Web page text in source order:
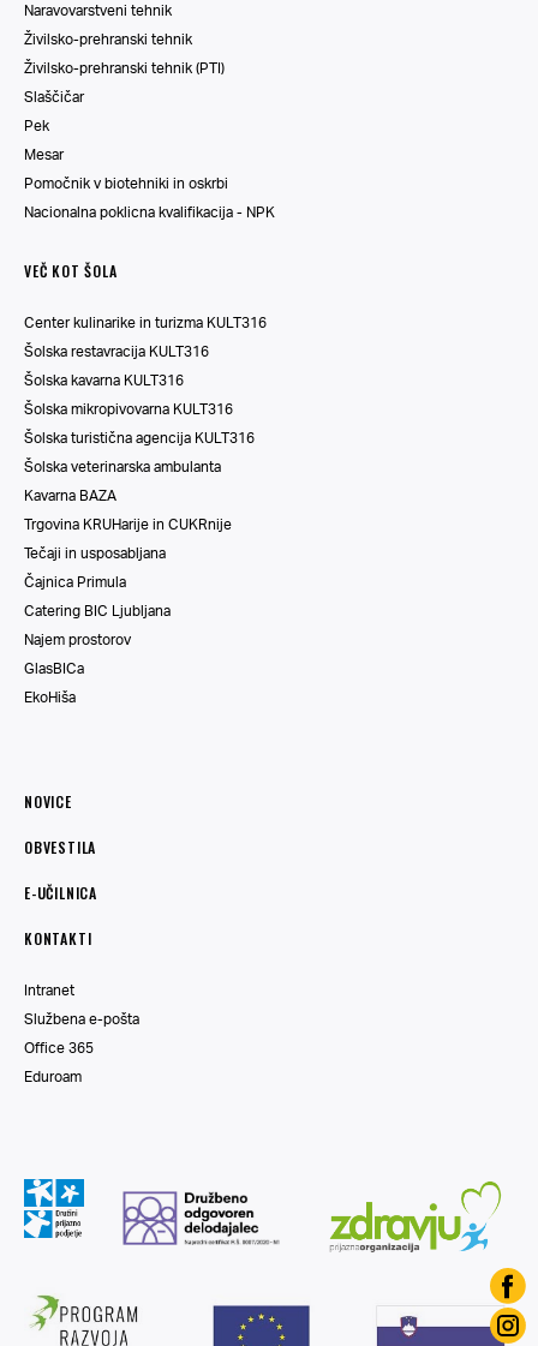
Naravovarstveni tehnik
Živilsko-prehranski tehnik
Živilsko-prehranski tehnik (PTI)
Slaščičar
Pek
Mesar
Pomočnik v biotehniki in oskrbi
Nacionalna poklicna kvalifikacija - NPK
VEČ KOT ŠOLA
Center kulinarike in turizma KULT316
Šolska restavracija KULT316
Šolska kavarna KULT316
Šolska mikropivovarna KULT316
Šolska turistična agencija KULT316
Šolska veterinarska ambulanta
Kavarna BAZA
Trgovina KRUHarije in CUKRnije
Tečaji in usposabljana
Čajnica Primula
Catering BIC Ljubljana
Najem prostorov
GlasBICa
EkoHiša
NOVICE
OBVESTILA
E-UČILNICA
KONTAKTI
Intranet
Službena e-pošta
Office 365
Eduroam